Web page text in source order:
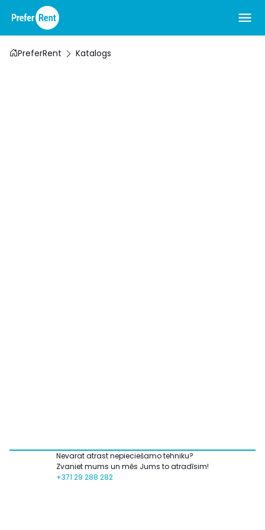
PreferRent Katalogs
Nevarat atrast nepieciešamo tehniku?
Zvaniet mums un mēs Jums to atradīsim!
+371 29 288 282